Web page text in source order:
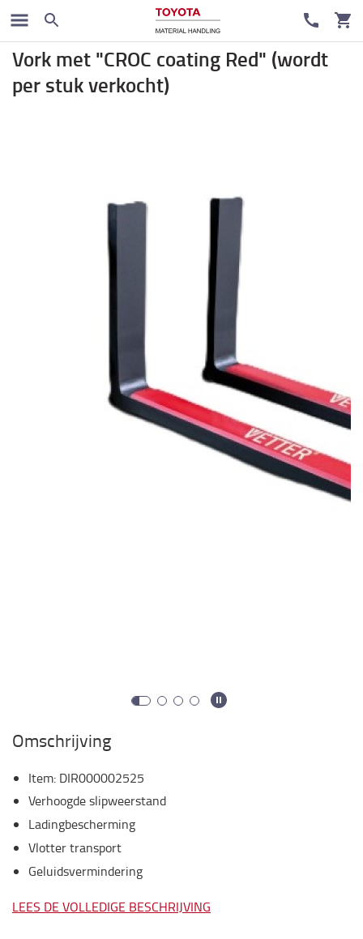
Vorken en Verlengvorken
Vork met "CROC coating Red" (wordt
per stuk verkocht)
Omschrijving
Item: DIR000002525
Verhoogde slipweerstand
Ladingbescherming
Vlotter transport
Geluidsvermindering
LEES DE VOLLEDIGE BESCHRIJVING